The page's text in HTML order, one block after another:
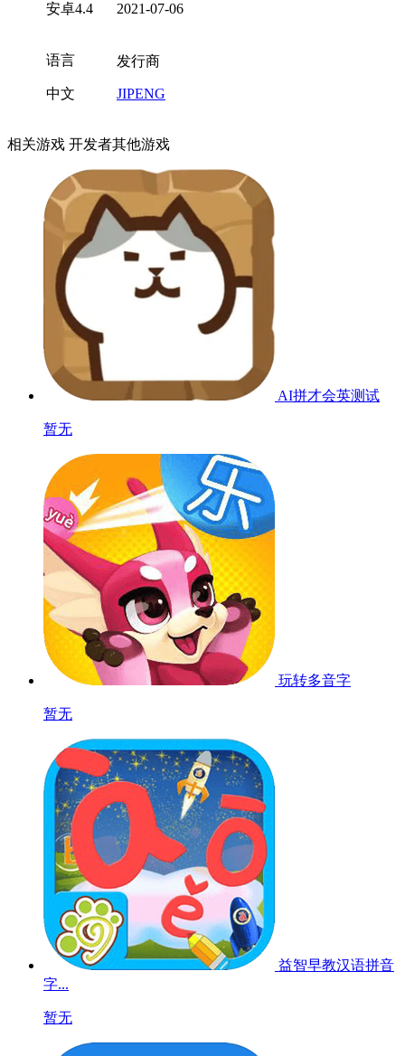
安卓4.4 2021-07-06
语言
中文
发行商
JIPENG
相关游戏 开发者其他游戏
AI拼才会英测试
暂无
玩转多音字
暂无
益智早教汉语拼音
字...
暂无